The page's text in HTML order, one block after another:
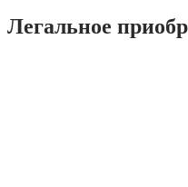
Легальное